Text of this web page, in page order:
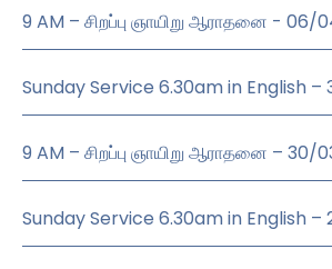
9 AM – சிறப்பு ஞாயிறு ஆராதனை - 06/
Sunday Service 6.30am in English
9 AM – சிறப்பு ஞாயிறு ஆராதனை – 30/
Sunday Service 6.30am in English